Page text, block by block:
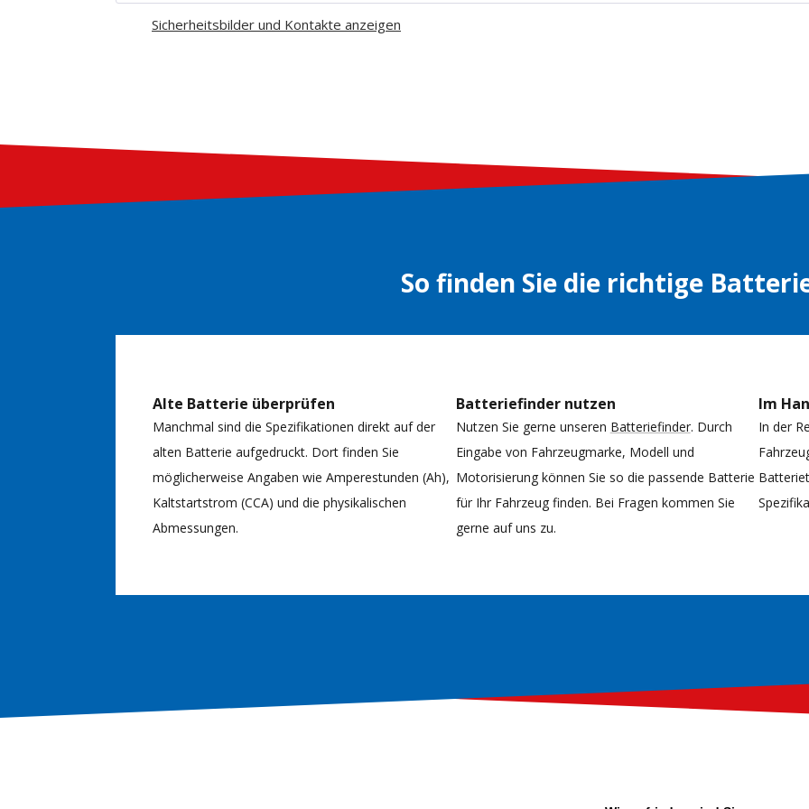
Sicherheitsbilder und Kontakte anzeigen
So finden Sie die richtige
Alte Batterie überprüfen
Manchmal sind die Spezifikationen direkt auf der
alten Batterie aufgedruckt. Dort finden Sie
möglicherweise Angaben wie Amperestunden (Ah),
Kaltstartstrom (CCA) und die physikalischen
Abmessungen.
Batteriefinder nutzen
Nutzen Sie gerne unseren Batteriefinder. Durch
Eingabe von Fahrzeugmarke, Modell und
Motorisierung können Sie so die passende Batterie
für Ihr Fahrzeug finden. Bei Fragen kommen Sie
gerne auf uns zu.
Im
In der